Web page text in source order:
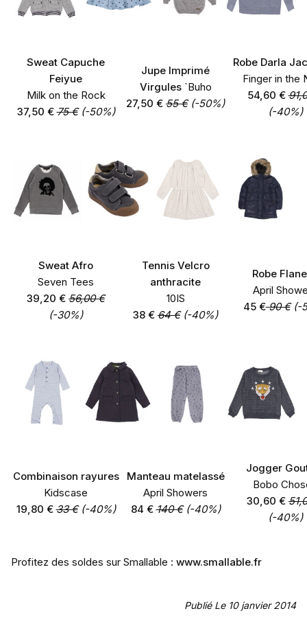
Sweat Capuche
Feiyue
Milk on the Rock
37,50 € 75 €(-50%)
Jupe Imprimé
Virgules `Buho
27,50 € 55 €(-50%)
Robe Darla
Finger in the
54,60 €
(-40%)
Sweat Afro
Seven Tees
39,20 € 56,00 €
(-30%)
Tennis Velcro
anthracite
10IS
38 € 64 €(-40%)
Robe
April
45 €90 €(-
Combinaison rayures
Kidscase
19,80 € 33 €(-40%)
Manteau matelassé
April Showers
84 € 140 €(-40%)
Jogger
Bobo
30,60 €
(-40%)
Profitez des soldes sur Smallable : www.smallable.fr
Publié Le 10 janvier 2014